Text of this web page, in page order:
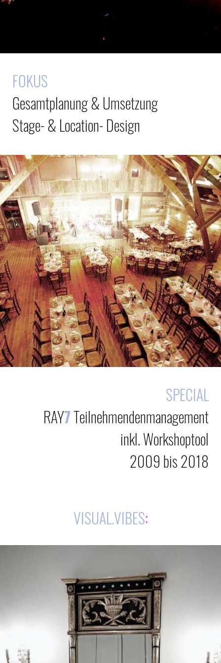
FOKUS
Gesamtplanung & Umsetzung
Stage- & Location- Design
SPECIAL
RAY7Teilnehmendenmanagement
inkl. Workshoptool
2009 bis 2018
VISUAL.VIBES: